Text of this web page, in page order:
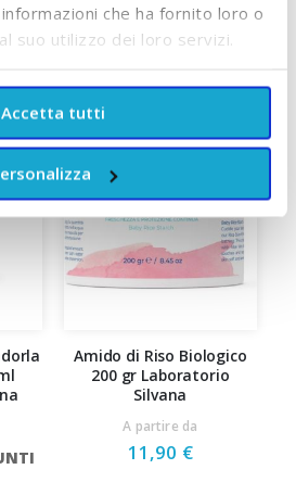
che ha fornito loro o
suo utilizzo dei loro servizi.
Accetta tutti
DEL BRAND
Amido di Riso Biologico
200 gr Laboratorio
Silvana
A partire da
11,90 €